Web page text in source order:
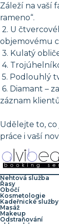
Záleží na vaší
rameno“.
2. U
objemovému
3. Kulatý
4.
5. Podlouhlý
6. Diamant –
záznam
Udělejte to,
práce i vaší
Nehtová služba
Řasy
Obočí
Kosmetologie
Kadeřnické služby
Masáž
Makeup
Odstraňování